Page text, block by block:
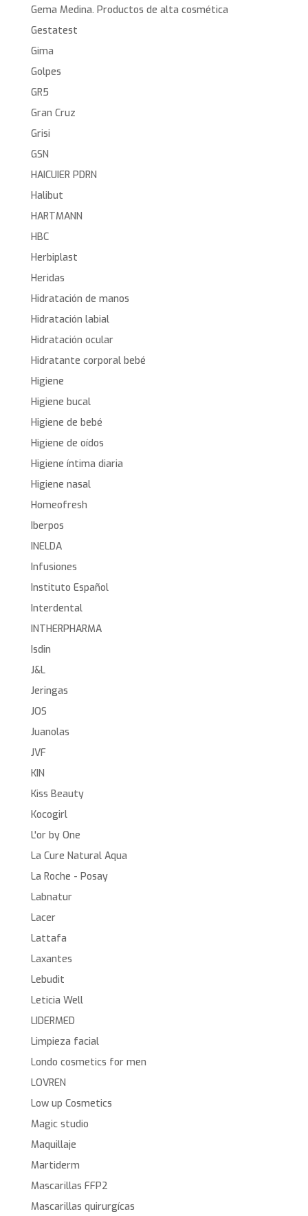
Gema Medina. Productos de alta cosmética
Gestatest
Gima
Golpes
GR5
Gran Cruz
Grisi
GSN
HAICUIER PDRN
Halibut
HARTMANN
HBC
Herbiplast
Heridas
Hidratación de manos
Hidratación labial
Hidratación ocular
Hidratante corporal bebé
Higiene
Higiene bucal
Higiene de bebé
Higiene de oídos
Higiene íntima diaria
Higiene nasal
Homeofresh
Iberpos
INELDA
Infusiones
Instituto Español
Interdental
INTHERPHARMA
Isdin
J&L
Jeringas
JOS
Juanolas
JVF
KIN
Kiss Beauty
Kocogirl
L'or by One
La Cure Natural Aqua
La Roche - Posay
Labnatur
Lacer
Lattafa
Laxantes
Lebudit
Leticia Well
LIDERMED
Limpieza facial
Londo cosmetics for men
LOVREN
Low up Cosmetics
Magic studio
Maquillaje
Martiderm
Mascarillas FFP2
Mascarillas quirurgícas